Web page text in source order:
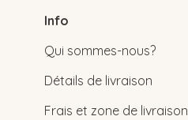
Info
Qui sommes-nous?
Détails de livraison
Frais et zone de livraison